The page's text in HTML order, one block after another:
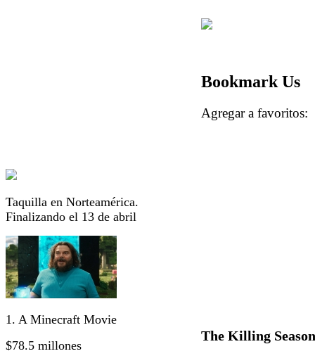
Taquilla en Norteamérica.
Finalizando el 13 de abril
1. A Minecraft Movie
$78.5 millones
Bookmark Us
Agregar a
The Killing Season